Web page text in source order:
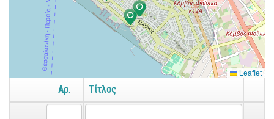
Leaflet
Αρ. Τίτλος